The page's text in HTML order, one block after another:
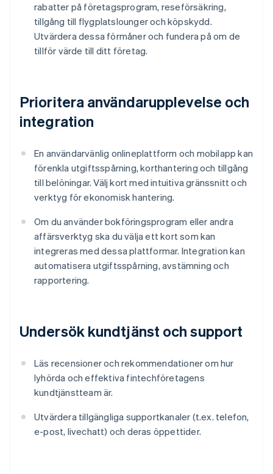
rabatter på företagsprogram, reseförsäkring,
tillgång till flygplatslounger och köpskydd.
Utvärdera dessa förmåner och fundera på om de
tillför värde till ditt företag.
Prioritera användarupplevelse och
integration
En användarvänlig onlineplattform och mobilapp kan
förenkla utgiftsspårning, korthantering och tillgång
till belöningar. Välj kort med intuitiva gränssnitt och
verktyg för ekonomisk hantering.
Om du använder bokföringsprogram eller andra
affärsverktyg ska du välja ett kort som kan
integreras med dessa plattformar. Integration kan
automatisera utgiftsspårning, avstämning och
rapportering.
Undersök kundtjänst och support
Läs recensioner och rekommendationer om hur
lyhörda och effektiva fintechföretagens
kundtjänstteam är.
Utvärdera tillgängliga supportkanaler (t.ex. telefon,
e-post, livechatt) och deras öppettider.